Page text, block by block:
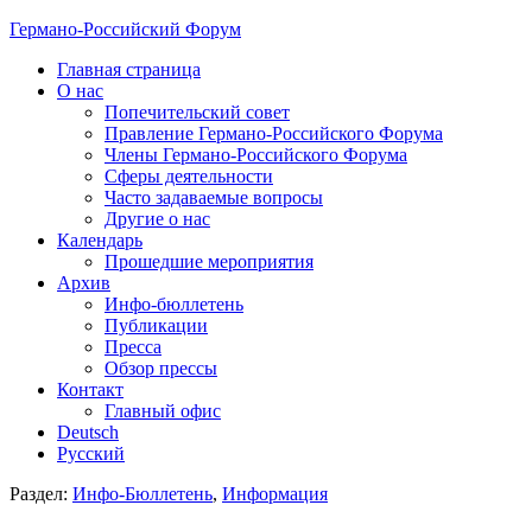
Германо-Российский Форум
Главная страница
О нас
Попечительский совет
Правление Германо-Российского Форума
Члены Германо-Российского Форума
Сферы деятельности
Часто задаваемые вопросы
Другие о нас
Календарь
Прошедшие мероприятия
Архив
Инфо-бюллетень
Публикации
Пресса
Обзор прессы
Контакт
Главный офис
Deutsch
Русский
Раздел: Инфо-Бюллетень, Информация